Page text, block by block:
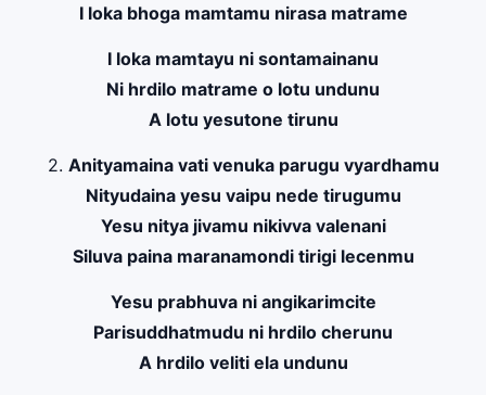
I loka bhoga mamtamu nirasa matrame
I loka mamtayu ni sontamainanu
Ni hrdilo matrame o lotu undunu
A lotu yesutone tirunu
2. Anityamaina vati venuka parugu vyardhamu
Nityudaina yesu vaipu nede tirugumu
Yesu nitya jivamu nikivva valenani
Siluva paina maranamondi tirigi lecenmu
Yesu prabhuva ni angikarimcite
Parisuddhatmudu ni hrdilo cherunu
A hrdilo veliti ela undunu